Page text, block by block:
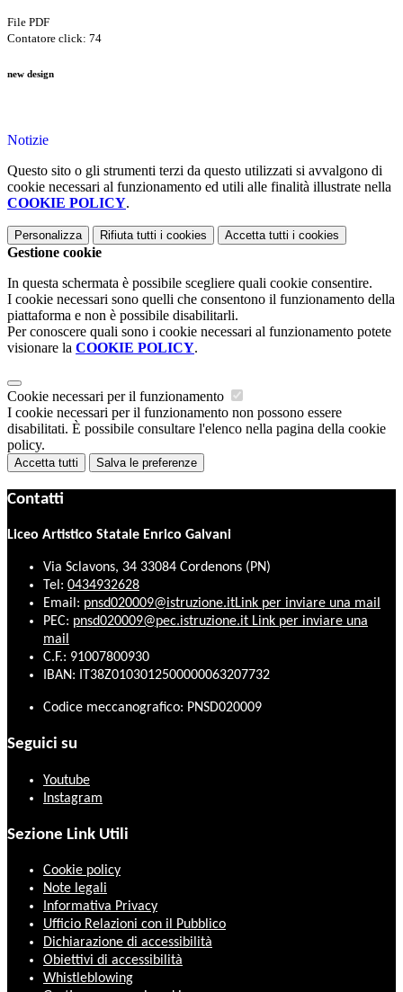
File PDF
Contatore click: 74
new design
Notizie
Questo sito o gli strumenti terzi da questo utilizzati si avvalgono di
cookie necessari al funzionamento ed utili alle finalità illustrate nella
COOKIE POLICY.
Personalizza Rifiuta tutti i cookies Accetta tutti i cookies
Gestione cookie
In questa schermata è possibile scegliere quali cookie consentire.
I cookie necessari sono quelli che consentono il funzionamento della
piattaforma e non è possibile disabilitarli.
Per conoscere quali sono i cookie necessari al funzionamento potete
visionare la COOKIE POLICY.
Cookie necessari per il funzionamento
I cookie necessari per il funzionamento non possono essere
disabilitati. È possibile consultare l'elenco nella pagina della cookie
policy.
Accetta tutti Salva le preferenze
Contatti
Liceo Artistico Statale Enrico Galvani
Via Sclavons, 34 33084 Cordenons (PN)
Tel: 0434932628
Email: pnsd020009@istruzione.itLink per inviare una mail
PEC: pnsd020009@pec.istruzione.it Link per inviare una
mail
C.F.: 91007800930
IBAN: IT38Z0103012500000063207732
Codice meccanografico: PNSD020009
Seguici su
Youtube
Instagram
Sezione Link Utili
Cookie policy
Note legali
Informativa Privacy
Ufficio Relazioni con il Pubblico
Dichiarazione di accessibilità
Obiettivi di accessibilità
Whistleblowing